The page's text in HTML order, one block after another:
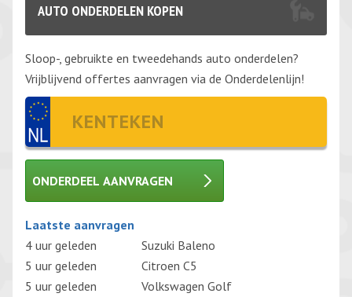
AUTO ONDERDELEN KOPEN
Sloop-, gebruikte en tweedehands auto onderdelen?
Vrijblijvend offertes aanvragen via de Onderdelenlijn!
ONDERDEEL AANVRAGEN
Gelieve dit veld leeg te laten.
Laatste aanvragen
4 uur geleden
Suzuki Baleno
5 uur geleden
Citroen C5
5 uur geleden
Volkswagen Golf